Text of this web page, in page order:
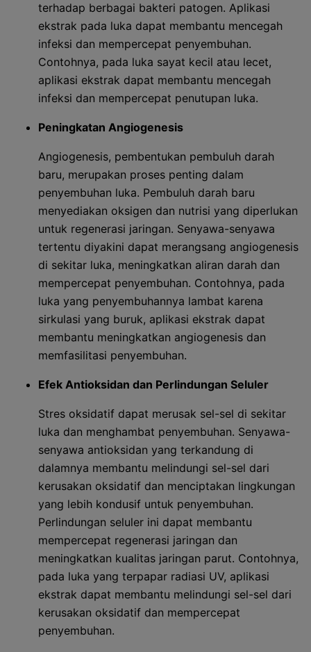
terhadap berbagai bakteri patogen. Aplikasi
ekstrak pada luka dapat membantu mencegah
infeksi dan mempercepat penyembuhan.
Contohnya, pada luka sayat kecil atau lecet,
aplikasi ekstrak dapat membantu mencegah
infeksi dan mempercepat penutupan luka.
Peningkatan Angiogenesis
Angiogenesis, pembentukan pembuluh darah
baru, merupakan proses penting dalam
penyembuhan luka. Pembuluh darah baru
menyediakan oksigen dan nutrisi yang diperlukan
untuk regenerasi jaringan. Senyawa-senyawa
tertentu diyakini dapat merangsang angiogenesis
di sekitar luka, meningkatkan aliran darah dan
mempercepat penyembuhan. Contohnya, pada
luka yang penyembuhannya lambat karena
sirkulasi yang buruk, aplikasi ekstrak dapat
membantu meningkatkan angiogenesis dan
memfasilitasi penyembuhan.
Efek Antioksidan dan Perlindungan Seluler
Stres oksidatif dapat merusak sel-sel di sekitar
luka dan menghambat penyembuhan. Senyawa-
senyawa antioksidan yang terkandung di
dalamnya membantu melindungi sel-sel dari
kerusakan oksidatif dan menciptakan lingkungan
yang lebih kondusif untuk penyembuhan.
Perlindungan seluler ini dapat membantu
mempercepat regenerasi jaringan dan
meningkatkan kualitas jaringan parut. Contohnya,
pada luka yang terpapar radiasi UV, aplikasi
ekstrak dapat membantu melindungi sel-sel dari
kerusakan oksidatif dan mempercepat
penyembuhan.